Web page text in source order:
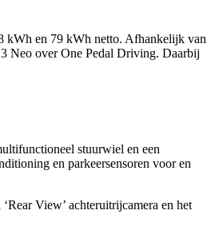
kWh en 79 kWh netto. Afhankelijk van
Neo over One Pedal Driving. Daarbij
stuurwiel en een
en parkeersensoren voor en
View’ achteruitrijcamera en het